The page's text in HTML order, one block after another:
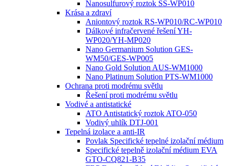
Nanosulfurový roztok SS-WP010
Krása a zdraví
Aniontový roztok RS-WP010/RC-WP010
Dálkové infračervené řešení YH-
WP020/YH-MP020
Nano Germanium Solution GES-
WM50/GES-WP005
Nano Gold Solution AUS-WM1000
Nano Platinum Solution PTS-WM1000
Ochrana proti modrému světlu
Řešení proti modrému světlu
Vodivé a antistatické
ATO Antistatický roztok ATO-050
Vodivý uhlík DTJ-001
Tepelná izolace a anti-IR
Povlak Specifické tepelné izolační médium
Specifické tepelně izolační médium EVA
GTO-CQ821-B35